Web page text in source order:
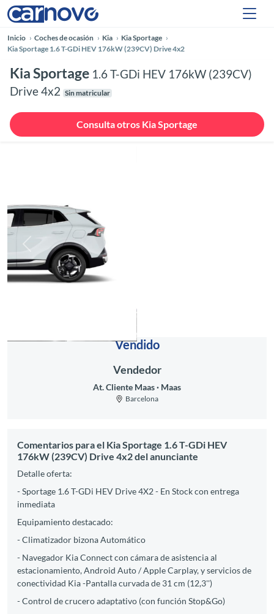
Inicio Coches de ocasión Kia
Kia Sportage
Kia Sportage 1.6 T-GDi HEV 176kW (239CV) Drive 4x2
Kia Sportage 1.6 T-GDi HEV 176kW (239CV)
Drive 4x2 Sin matricular
Consulta otros Kia Sportage
Anterior
Vendido
Vendedor
At. Cliente Maas Maas
Barcelona
Comentarios para el Kia Sportage 1.6 T-GDi HEV
176kW (239CV) Drive 4x2 del anunciante
Detalle oferta:
- Sportage 1.6 T-GDi HEV Drive 4X2 - En Stock con entrega
inmediata
Equipamiento destacado:
- Climatizador bizona Automático
- Navegador Kia Connect con cámara de asistencia al
estacionamiento, Android Auto / Apple Carplay, y servicios de
conectividad Kia -Pantalla curvada de 31 cm (12,3'')
- Control de crucero adaptativo (con función Stop&Go)